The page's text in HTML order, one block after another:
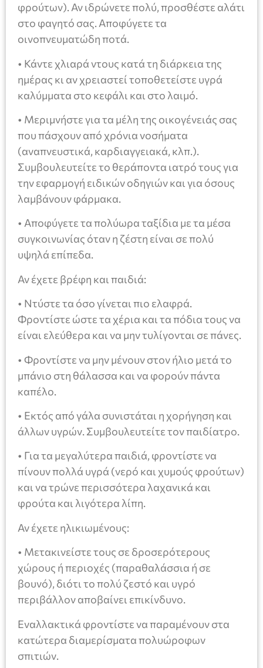
φρούτων). Αν ιδρώνετε πολύ, προσθέστε αλάτι
στο φαγητό σας. Αποφύγετε τα
οινοπνευματώδη ποτά.
• Κάντε χλιαρά ντους κατά τη διάρκεια της
ημέρας κι αν χρειαστεί τοποθετείστε υγρά
καλύμματα στο κεφάλι και στο λαιμό.
• Μεριμνήστε για τα μέλη της οικογένειάς σας
που πάσχουν από χρόνια νοσήματα
(αναπνευστικά, καρδιαγγειακά, κλπ.).
Συμβουλευτείτε το θεράποντα ιατρό τους για
την εφαρμογή ειδικών οδηγιών και για όσους
λαμβάνουν φάρμακα.
• Αποφύγετε τα πολύωρα ταξίδια με τα μέσα
συγκοινωνίας όταν η ζέστη είναι σε πολύ
υψηλά επίπεδα.
Αν έχετε βρέφη και παιδιά:
• Ντύστε τα όσο γίνεται πιο ελαφρά.
Φροντίστε ώστε τα χέρια και τα πόδια τους να
είναι ελεύθερα και να μην τυλίγονται σε πάνες.
• Φροντίστε να μην μένουν στον ήλιο μετά το
μπάνιο στη θάλασσα και να φορούν πάντα
καπέλο.
• Εκτός από γάλα συνιστάται η χορήγηση και
άλλων υγρών. Συμβουλευτείτε τον παιδίατρο.
• Για τα μεγαλύτερα παιδιά, φροντίστε να
πίνουν πολλά υγρά (νερό και χυμούς φρούτων)
και να τρώνε περισσότερα λαχανικά και
φρούτα και λιγότερα λίπη.
Αν έχετε ηλικιωμένους:
• Μετακινείστε τους σε δροσερότερους
χώρους ή περιοχές (παραθαλάσσια ή σε
βουνό), διότι το πολύ ζεστό και υγρό
περιβάλλον αποβαίνει επικίνδυνο.
Εναλλακτικά φροντίστε να παραμένουν στα
κατώτερα διαμερίσματα πολυώροφων
σπιτιών.